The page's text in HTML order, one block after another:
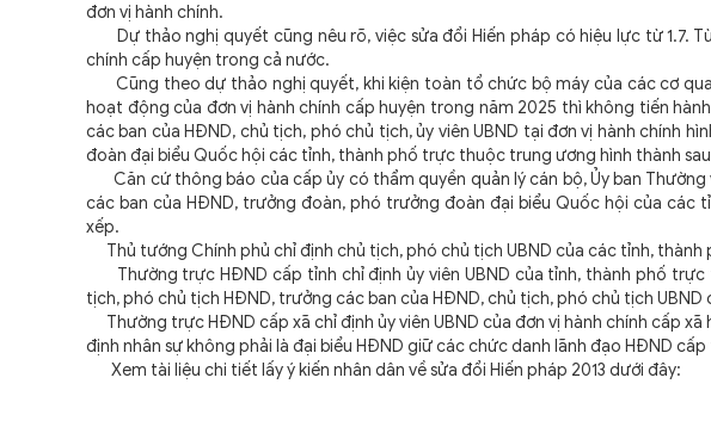
đơn vị hành chính.
Dự thảo nghị quyết cũng nêu rõ, việc sửa đổi Hiến pháp có hiệu lực từ 1.7.
chính cấp huyện trong cả nước.
Cũng theo dự thảo nghị quyết, khi kiện toàn tổ chức bộ máy của các cơ
hoạt động của đơn vị hành chính cấp huyện trong năm 2025 thì không tiến
các ban của HĐND, chủ tịch, phó chủ tịch, ủy viên UBND tại đơn vị hành chính
đoàn đại biểu Quốc hội các tỉnh, thành phố trực thuộc trung ương hình thành
Căn cứ thông báo của cấp ủy có thẩm quyền quản lý cán bộ, Ủy ban
các ban của HĐND, trưởng đoàn, phó trưởng đoàn đại biểu Quốc hội của các
xếp.
Thủ tướng Chính phủ chỉ định chủ tịch, phó chủ tịch UBND của các tỉnh,
Thường trực HĐND cấp tỉnh chỉ định ủy viên UBND của tỉnh, thành phố trực
tịch, phó chủ tịch HĐND, trưởng các ban của HĐND, chủ tịch, phó chủ tịch UBND
Thường trực HĐND cấp xã chỉ định ủy viên UBND của đơn vị hành chính cấp
định nhân sự không phải là đại biểu HĐND giữ các chức danh lãnh đạo HĐND
Xem tài liệu chi tiết lấy ý kiến nhân dân về sửa đổi Hiến pháp 2013 dưới đây: